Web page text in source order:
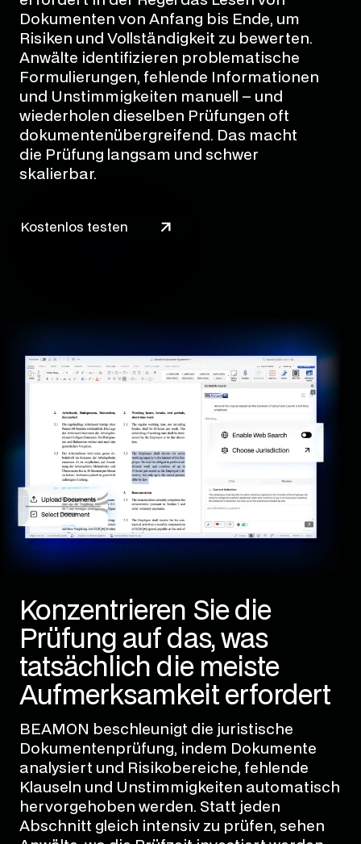
Dokumenten von Anfang bis Ende, um
Risiken und Vollständigkeit zu bewerten.
Anwälte identifizieren problematische
Formulierungen, fehlende Informationen
und Unstimmigkeiten manuell – und
wiederholen dieselben Prüfungen oft
dokumentenübergreifend. Das macht
die Prüfung langsam und schwer
skalierbar.
Kostenlos testen
Konzentrieren Sie die
Prüfung auf das, was
tatsächlich die meiste
Aufmerksamkeit erfordert
BEAMON beschleunigt die juristische
Dokumentenprüfung, indem Dokumente
analysiert und Risikobereiche, fehlende
Klauseln und Unstimmigkeiten automatisch
hervorgehoben werden. Statt jeden
Abschnitt gleich intensiv zu prüfen, sehen